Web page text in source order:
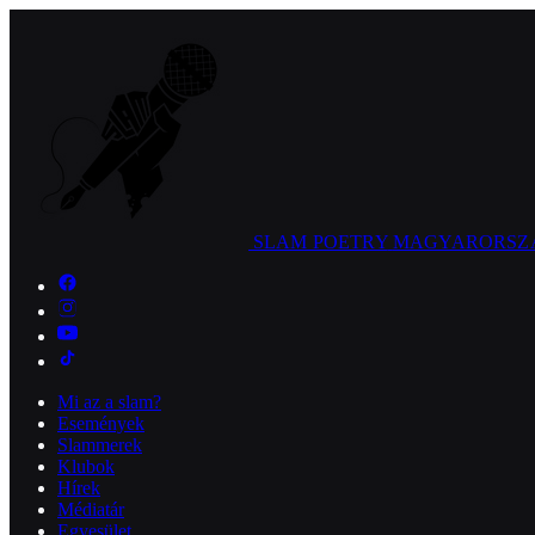
SLAM POETRY
Mi az a slam?
Események
Slammerek
Klubok
Hírek
Médiatár
Egyesület